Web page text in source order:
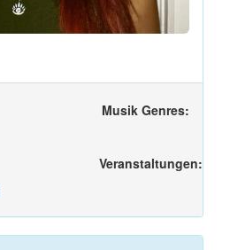
Musik Genres:
Veranstaltungen: